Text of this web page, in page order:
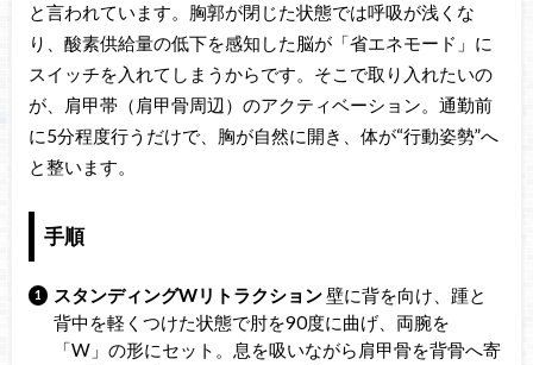
と言われています。胸郭が閉じた状態では呼吸が浅くな
り、酸素供給量の低下を感知した脳が「省エネモード」に
スイッチを入れてしまうからです。そこで取り入れたいの
が、肩甲帯（肩甲骨周辺）のアクティベーション。通勤前
に5分程度行うだけで、胸が自然に開き、体が“行動姿勢”へ
と整います。
手順
スタンディングWリトラクション壁に背を向け、踵と
背中を軽くつけた状態で肘を90度に曲げ、両腕を
「W」の形にセット。息を吸いながら肩甲骨を背骨へ寄